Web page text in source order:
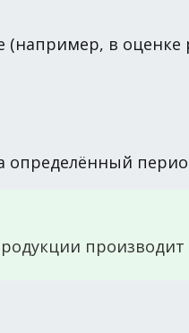
(например, в
определённый
производит